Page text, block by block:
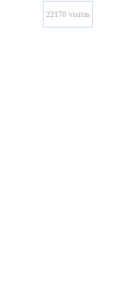
22170 visitas